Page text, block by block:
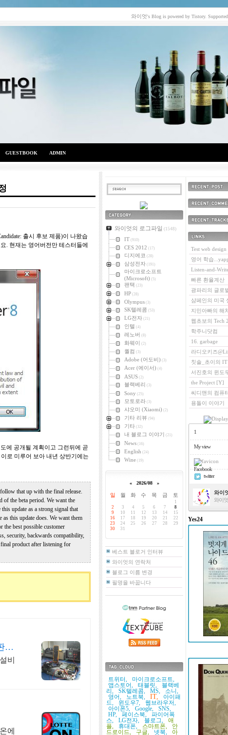
와이엇's Blog is powered by Tistory.
GUESTBOOK ADMIN
출시 후보 제품)이 나왔습
. 현재는 영어버전만 테스터들에
에 공개될 계획이고 그런뒤에 곧
로 미루어 보아 내년 상반기에는
that up with the final release.
of the beta period. We want the
update as a strong signal that
this update does. We want them
the best possible customer
security, backwards compatibility,
product after listening for
매
비
에
카테고리
와이엇의 로그파일 (1548)
IT (910)
CES 2012 (17)
디지에코 (28)
삼성전자 (191)
마이크로소프트
(Microsoft) (5)
팬택 (23)
HP (28)
Olympus (3)
SK텔레콤 (53)
LG전자 (21)
인텔 (4)
레노버 (8)
화웨이 (2)
퀄컴 (3)
Adobe (어도비) (3)
Acer (에이서) (4)
ASUS (2)
블랙베리 (3)
Sony (25)
모토로라 (3)
샤오미 (Xiaomi) (2)
기타 리뷰 (94)
기타 (32)
내 블로그 이야기 (21)
News (16)
English (24)
Wine (19)
« 2026/08 »
일 월 화 수 목 금 토
1
2
3 4 5 6 7
8
9
10 11 12 13 14
15
16
17 18 19 20 21
22
23
24 25 26 27 28
29
30
31
베스트 블로거 인터뷰
와이엇의 연락처
블로그 이름 변경
필명을 바꿉니다
태그목록
트위터,
마이크로소프트,
앱스토어,
태블릿,
블랙베
리,
SK텔레콤, MS,
소니,
영어,
노트북, IT,
아이패
드,
윈도우7,
웹브라우저,
아이폰5,
Google,
SNS,
HP,
페이스북,
파이어폭
스,
LG전자, 블로그,
애
플,
휴대폰, 스마트폰,
안
드로이드,
구글, 넷북,
아
링크
Test web design
영어 학습
Listen-and-
빠른 환율계산
광파리의 글로
샴페인의 미국
지민아빠의 해
웹초보의 Tech
학주니닷컴
16. garbage
라디오키즈
칫솔_초이의 IT
서진호의 윈도
the Project [Y]
씨디맨의 컴퓨
용돌이 이야기
1
My view
Facebook
twitter
와이
와이엇
Yes24